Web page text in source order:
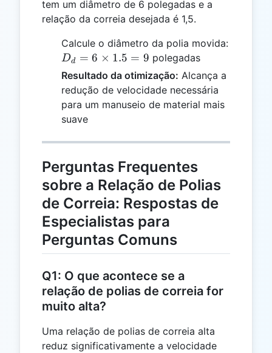
tem um diâmetro de 6 polegadas e a
relação da correia desejada é 1,5.
Calcule o diâmetro da polia movida:
D_d
= 6
\times
1.5 =
9
Dd = 6 × 1.5 = 9 polegadas
Resultado da otimização: Alcança a
redução de velocidade necessária
para um manuseio de material mais
suave
Perguntas Frequentes
sobre a Relação de Polias
de Correia: Respostas de
Especialistas para
Perguntas Comuns
Q1: O que acontece se a
relação de polias de correia for
muito alta?
Uma relação de polias de correia alta
reduz significativamente a velocidade